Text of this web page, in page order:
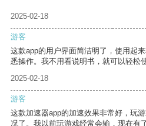
2025-02-18
游客
这款app的用户界面简洁明了，使用起
悉操作。我不用看说明书，就可以轻松
2025-02-18
游客
这款加速器app的加速效果非常好，玩
况了。我以前玩游戏经常会输，现在有